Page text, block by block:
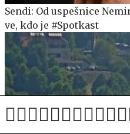
Sendi: Od uspešnice
ve, kdo je #Spotkast